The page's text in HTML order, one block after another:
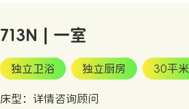
713N | 一室
独立卫浴 独立厨房 30平米
床型：详情咨询顾问